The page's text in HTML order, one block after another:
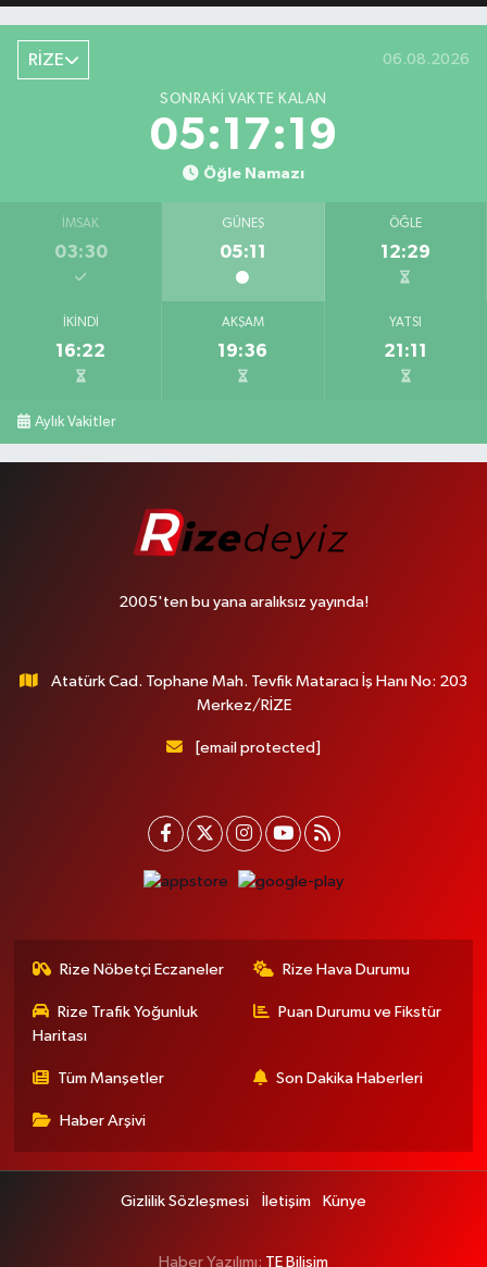
RİZE 06.08.2026
SONRAKI VAKTE KALAN
05:17:18
Öğle Namazı
İMSAK
03:30
GÜNEŞ
05:11
ÖĞLE
12:29
İKINDI
16:22
AKŞAM
19:36
YATSI
21:11
Aylık Vakitler
2005'ten bu yana aralıksız yayında!
Atatürk Cad. Tophane Mah. Tevfik Mataracı İş Hanı No: 203
Merkez/RİZE
[email protected]
Rize Nöbetçi Eczaneler Rize Hava Durumu
Rize Trafik Yoğunluk
Haritası
Puan Durumu ve Fikstür
Tüm Manşetler Son Dakika Haberleri
Haber Arşivi
Gizlilik Sözleşmesi İletişim Künye
Haber Yazılımı: TE Bilişim